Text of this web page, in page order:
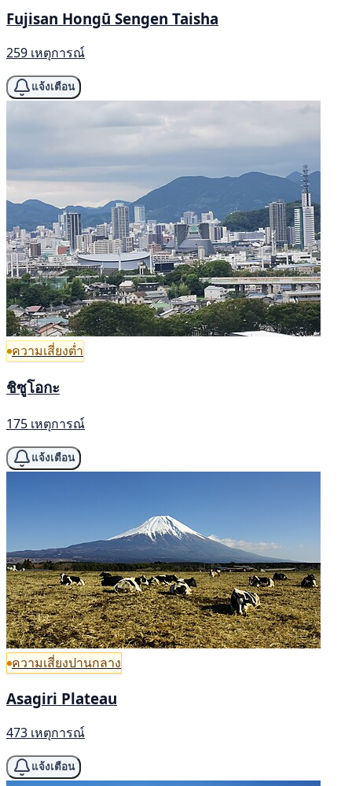
Fujisan Hongū Sengen Taisha
259 เหตุการณ์
แจ้งเตือน
ความเสี่ยงต่ำ
ชิซูโอกะ
175 เหตุการณ์
แจ้งเตือน
ความเสี่ยงปานกลาง
Asagiri Plateau
473 เหตุการณ์
แจ้งเตือน